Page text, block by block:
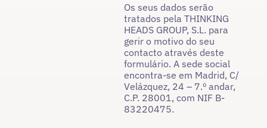
Os seus dados serão
tratados pela THINKING
HEADS GROUP, S.L. para
gerir o motivo do seu
contacto através deste
formulário. A sede social
encontra-se em Madrid, C/
Velázquez, 24 – 7.º andar,
C.P. 28001, com NIF B-
83220475.